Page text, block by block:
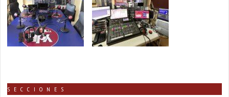
SECCIONES